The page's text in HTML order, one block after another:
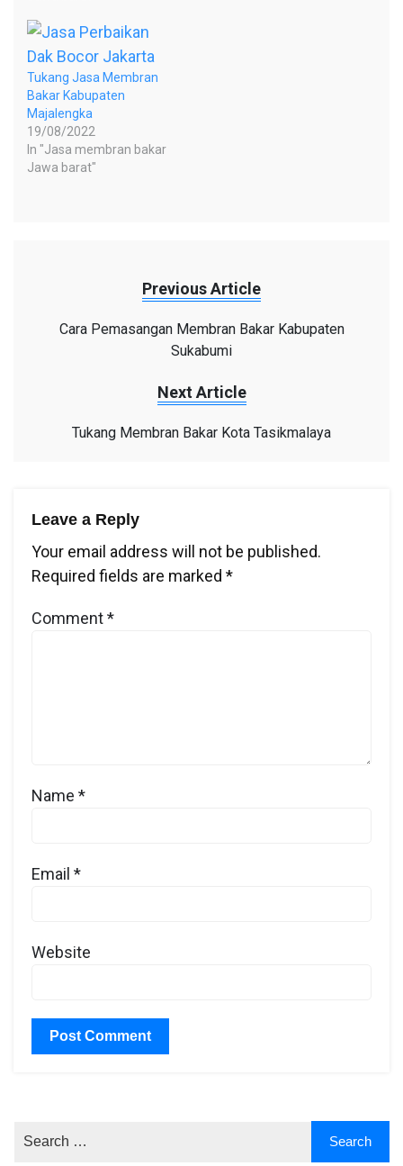
Tukang Jasa Membran
Bakar Kabupaten
Majalengka
19/08/2022
In "Jasa membran bakar
Jawa barat"
Previous Article
Cara Pemasangan Membran Bakar Kabupaten
Sukabumi
Next Article
Tukang Membran Bakar Kota Tasikmalaya
Leave a Reply
Your email address will not be published.
Required fields are marked *
Comment*
Name *
Email *
Website